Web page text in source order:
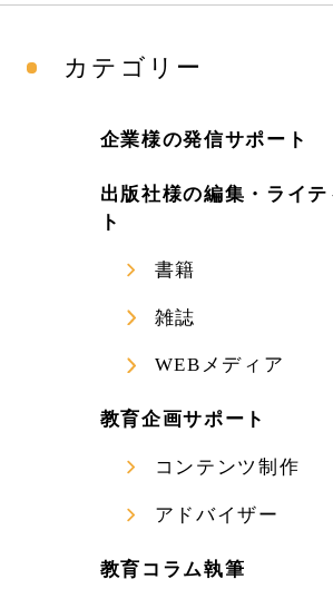
カテゴリー
企業様の発信サポート
出版社様の編集・ライ
ト
書籍
雑誌
WEBメディア
教育企画サポート
コンテンツ制作
アドバイザー
教育コラム執筆